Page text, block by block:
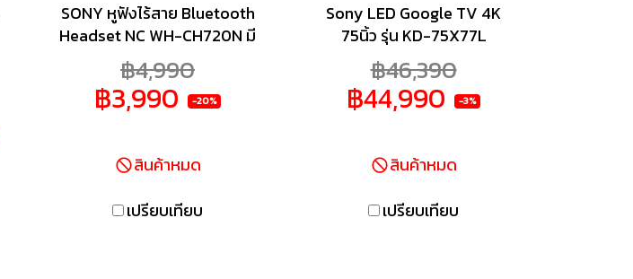
SONY หูฟังไร้สาย Bluetooth
Headset NC WH-CH720N มี
ให้เลือก 3 สี ได้แก่ สีดำ ,
สีน้ำเงิน , ขาว ให้คุณเพลิดเพลิน
กับความสบายตลอดทั้งวันโดย
฿4,990
฿3,990 -20%
สินค้าหมด
เปรียบเทียบ
Sony LED Google TV 4K
75นิ้ว รุ่น KD-75X77L
฿46,390
฿44,990 -3%
สินค้าหมด
เปรียบเทียบ